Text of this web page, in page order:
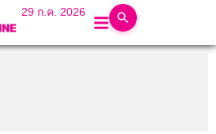
29 ก.ค. 2026